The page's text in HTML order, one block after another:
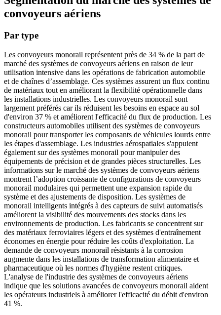
convoyeurs aériens
Par type
Les convoyeurs monorail représentent près de 34 % de la part de
marché des systèmes de convoyeurs aériens en raison de leur
utilisation intensive dans les opérations de fabrication automobile
et de chaînes d’assemblage. Ces systèmes assurent un flux continu
de matériaux tout en améliorant la flexibilité opérationnelle dans
les installations industrielles. Les convoyeurs monorail sont
largement préférés car ils réduisent les besoins en espace au sol
d'environ 37 % et améliorent l'efficacité du flux de production. Les
constructeurs automobiles utilisent des systèmes de convoyeurs
monorail pour transporter les composants de véhicules lourds entre
les étapes d'assemblage. Les industries aérospatiales s'appuient
également sur des systèmes monorail pour manipuler des
équipements de précision et de grandes pièces structurelles. Les
informations sur le marché des systèmes de convoyeurs aériens
montrent l’adoption croissante de configurations de convoyeurs
monorail modulaires qui permettent une expansion rapide du
système et des ajustements de disposition. Les systèmes de
monorail intelligents intégrés à des capteurs de suivi automatisés
améliorent la visibilité des mouvements des stocks dans les
environnements de production. Les fabricants se concentrent sur
des matériaux ferroviaires légers et des systèmes d'entraînement
économes en énergie pour réduire les coûts d'exploitation. La
demande de convoyeurs monorail résistants à la corrosion
augmente dans les installations de transformation alimentaire et
pharmaceutique où les normes d'hygiène restent critiques.
L'analyse de l'industrie des systèmes de convoyeurs aériens
indique que les solutions avancées de convoyeurs monorail aident
les opérateurs industriels à améliorer l'efficacité du débit d'environ
41 %.